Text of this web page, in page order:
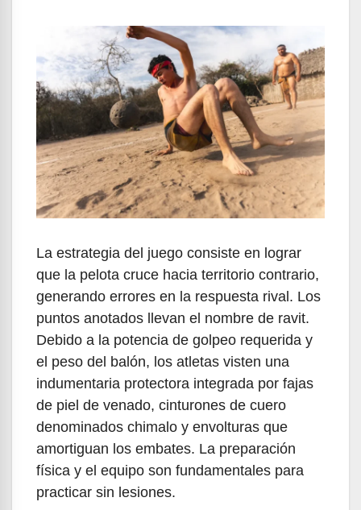
La estrategia del juego consiste en lograr
que la pelota cruce hacia territorio contrario,
generando errores en la respuesta rival. Los
puntos anotados llevan el nombre de ravit.
Debido a la potencia de golpeo requerida y
el peso del balón, los atletas visten una
indumentaria protectora integrada por fajas
de piel de venado, cinturones de cuero
denominados chimalo y envolturas que
amortiguan los embates. La preparación
física y el equipo son fundamentales para
practicar sin lesiones.